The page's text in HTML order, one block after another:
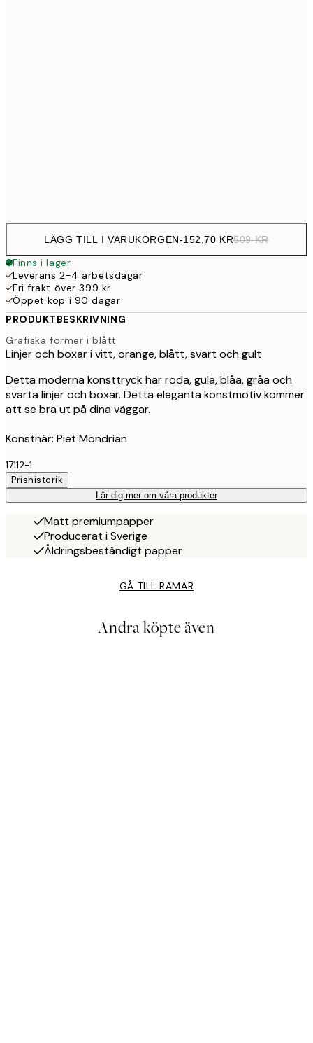
LÄGG TILL I VARUKORGEN-152,70 KR509 KR
Finns i lager
Leverans 2-4 arbetsdagar
Fri frakt över 399 kr
Öppet köp i 90 dagar
PRODUKTBESKRIVNING
Grafiska former i blått
Linjer och boxar i vitt, orange, blått, svart och gult
Detta moderna konsttryck har röda, gula, blåa, gråa och
svarta linjer och boxar. Detta eleganta konstmotiv kommer
att se bra ut på dina väggar.
Konstnär: Piet Mondrian
17112-1
Prishistorik
Lär dig mer om våra produkter
Matt premiumpapper
Producerat i Sverige
Åldringsbeständigt papper
GÅ TILL RAMAR
Andra köpte även